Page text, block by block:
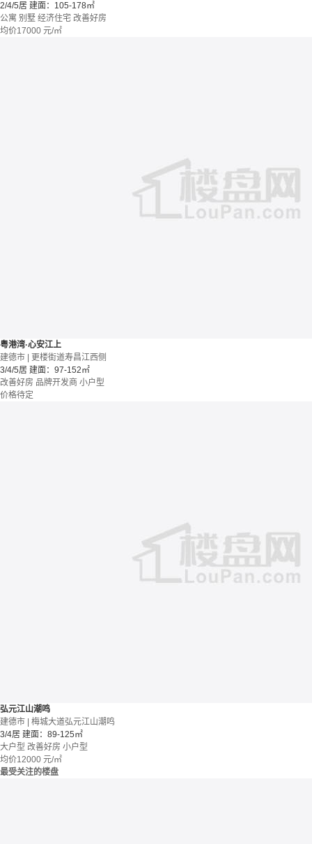
2/4/5居 建面：105-178㎡
公寓 别墅 经济住宅 改善好房
均价17000 元/㎡
粤港湾·心安江上
建德市 | 更楼街道寿昌江西侧
3/4/5居 建面：97-152㎡
改善好房 品牌开发商 小户型
价格待定
弘元江山潮鸣
建德市 | 梅城大道弘元江山潮鸣
3/4居 建面：89-125㎡
大户型 改善好房 小户型
均价12000 元/㎡
最受关注的楼盘